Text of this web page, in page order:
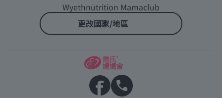
Wyethnutrition Mamaclub
更改國家/地區